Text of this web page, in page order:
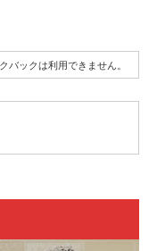
バックは利用できません。